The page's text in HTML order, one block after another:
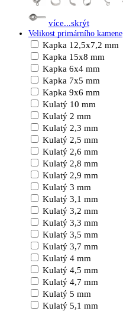
více...skrýt
Velikost primárního kamene
Kapka 12,5x7,2 mm
Kapka 15x8 mm
Kapka 6x4 mm
Kapka 7x5 mm
Kapka 9x6 mm
Kulatý 10 mm
Kulatý 2 mm
Kulatý 2,3 mm
Kulatý 2,5 mm
Kulatý 2,6 mm
Kulatý 2,8 mm
Kulatý 2,9 mm
Kulatý 3 mm
Kulatý 3,1 mm
Kulatý 3,2 mm
Kulatý 3,3 mm
Kulatý 3,5 mm
Kulatý 3,7 mm
Kulatý 4 mm
Kulatý 4,5 mm
Kulatý 4,7 mm
Kulatý 5 mm
Kulatý 5,1 mm